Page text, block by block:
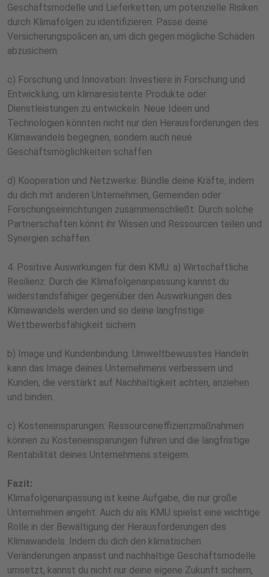
Geschäftsmodelle und Lieferketten, um potenzielle Risiken
durch Klimafolgen zu identifizieren. Passe deine
Versicherungspolicen an, um dich gegen mögliche Schäden
abzusichern.
c) Forschung und Innovation: Investiere in Forschung und
Entwicklung, um klimaresistente Produkte oder
Dienstleistungen zu entwickeln. Neue Ideen und
Technologien könnten nicht nur den Herausforderungen des
Klimawandels begegnen, sondern auch neue
Geschäftsmöglichkeiten schaffen.
d) Kooperation und Netzwerke: Bündle deine Kräfte, indem
du dich mit anderen Unternehmen, Gemeinden oder
Forschungseinrichtungen zusammenschließt. Durch solche
Partnerschaften könnt ihr Wissen und Ressourcen teilen und
Synergien schaffen.
4. Positive Auswirkungen für dein KMU: a) Wirtschaftliche
Resilienz: Durch die Klimafolgenanpassung kannst du
widerstandsfähiger gegenüber den Auswirkungen des
Klimawandels werden und so deine langfristige
Wettbewerbsfähigkeit sichern.
b) Image und Kundenbindung: Umweltbewusstes Handeln
kann das Image deines Unternehmens verbessern und
Kunden, die verstärkt auf Nachhaltigkeit achten, anziehen
und binden.
c) Kosteneinsparungen: Ressourceneffizienzmaßnahmen
können zu Kosteneinsparungen führen und die langfristige
Rentabilität deines Unternehmens steigern.
Fazit:
Klimafolgenanpassung ist keine Aufgabe, die nur große
Unternehmen angeht. Auch du als KMU spielst eine wichtige
Rolle in der Bewältigung der Herausforderungen des
Klimawandels. Indem du dich den klimatischen
Veränderungen anpasst und nachhaltige Geschäftsmodelle
umsetzt, kannst du nicht nur deine eigene Zukunft sichern,